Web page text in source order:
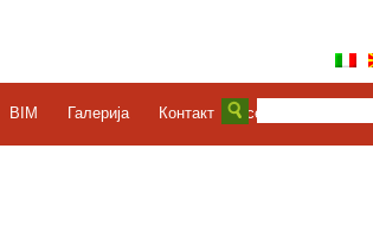
BIM Галерија Контакт Курсеви